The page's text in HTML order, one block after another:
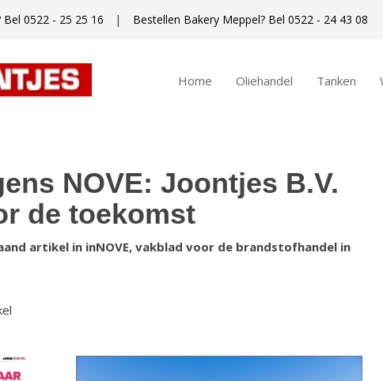
Bel 0522 - 25 25 16 | Bestellen Bakery Meppel? Bel 0522 - 24 43 08
Home Oliehandel Tanken
NOVE: Joontjes B.V.
de toekomst
artikel in inNOVE, vakblad voor de brandstofhandel in